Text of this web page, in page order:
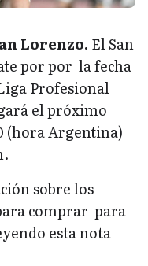
Lorenzo. El San
por por la fecha
Profesional
el próximo
(hora Argentina)
sobre los
comprar para
esta nota